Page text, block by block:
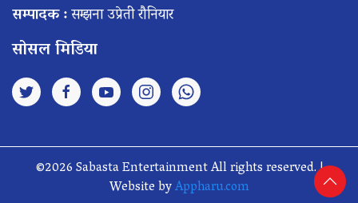
सम्पादक :सम्झना उप्रेती रौनियार
सोसल मिडिया
©2026 Sabasta Entertainment All rights reserved. |
Website byAppharu.com